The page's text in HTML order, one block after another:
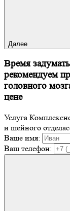
Далее
Время
рекомендуем
головного
цене
Услуга
и шейного отдела
Ваше имя:
Ваш телефон: